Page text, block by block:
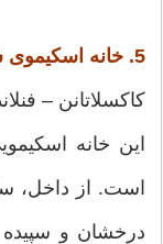
5. خانه اسکیموی شیشه ای
کاکسلاتانن –
این خانه
است. از داخل،
درخشان و سپیده